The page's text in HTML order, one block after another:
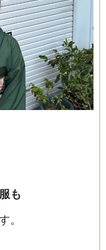
も
。